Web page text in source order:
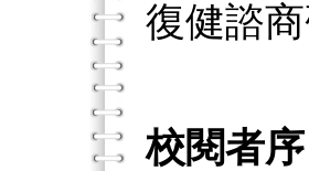
復健諮
校閱者序